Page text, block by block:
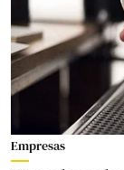
Empresas